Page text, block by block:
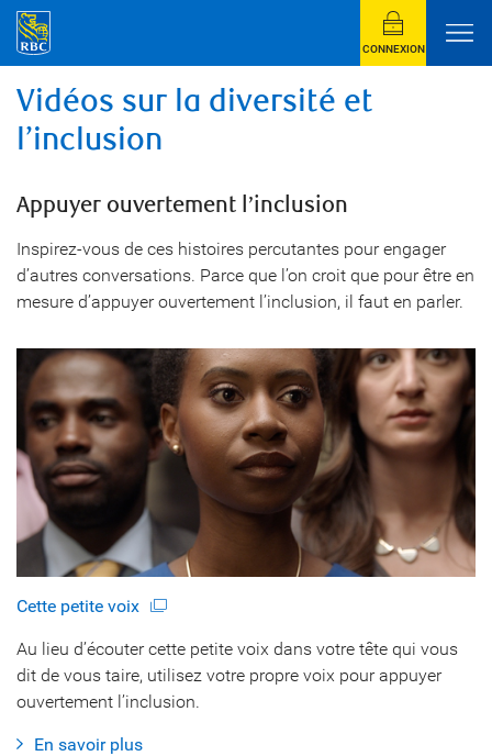
CONNEXION
Vidéos sur la diversité et
l’inclusion
Appuyer ouvertement l’inclusion
Inspirez-vous de ces histoires percutantes pour engager
d’autres conversations. Parce que l’on croit que pour être en
mesure d’appuyer ouvertement l’inclusion, il faut en parler.
Cette petite voix
Au lieu d’écouter cette petite voix dans votre tête qui vous
dit de vous taire, utilisez votre propre voix pour appuyer
ouvertement l’inclusion.
En savoir plus